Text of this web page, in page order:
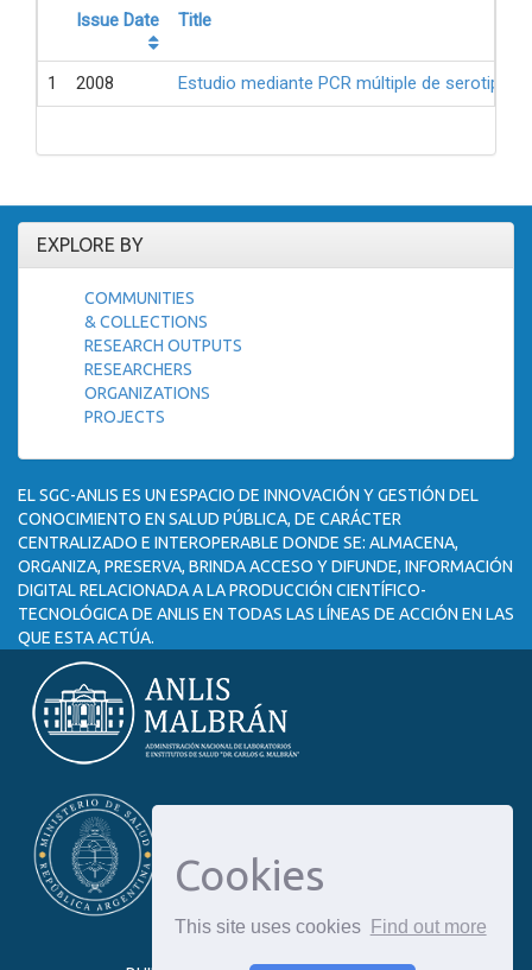
Cookies
This site uses cookies Find out more
Issue Date Title
1 2008 Estudio mediante PCR múltiple de
EXPLORE BY
COMMUNITIES
& COLLECTIONS
RESEARCH OUTPUTS
RESEARCHERS
ORGANIZATIONS
PROJECTS
EL SGC-ANLIS ES UN ESPACIO DE INNOVACIÓN Y GESTIÓN DEL
CONOCIMIENTO EN SALUD PÚBLICA, DE CARÁCTER
CENTRALIZADO E INTEROPERABLE DONDE SE: ALMACENA,
ORGANIZA, PRESERVA, BRINDA ACCESO Y DIFUNDE, INFORMACIÓN
DIGITAL RELACIONADA A LA PRODUCCIÓN CIENTÍFICO-
TECNOLÓGICA DE ANLIS EN TODAS LAS LÍNEAS DE ACCIÓN EN LAS
QUE ESTA ACTÚA.